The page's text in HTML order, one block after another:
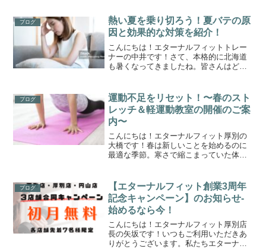
ブログ
熱い夏を乗り切ろう！夏バテの原
因と効果的な対策を紹介！
こんにちは！エターナルフィットトレー
ナーの中井です！さて、本格的に北海道
も暑くなってきましたね。皆さんはどう
よね。そんな夏バテに効果的な対策を紹
介していこうと思います！...
ブログ
運動不足をリセット！〜春のスト
レッチ＆軽運動教室の開催のご案
内〜
こんにちは！エターナルフィット厚別の
大橋です！春は新しいことを始めるのに
最適な季節。寒さで縮こまっていた体を
して、ストレッチと軽い有酸素運動を取
り入れた運動教室をご紹介...
ブログ
【エターナルフィット創業3周年
記念キャンペーン】のお知らせ-
始めるなら今！
こんにちは！エターナルフィット厚別店
長の矢坂です！いつもご利用いただきあ
りがとうございます。私たちエターナル